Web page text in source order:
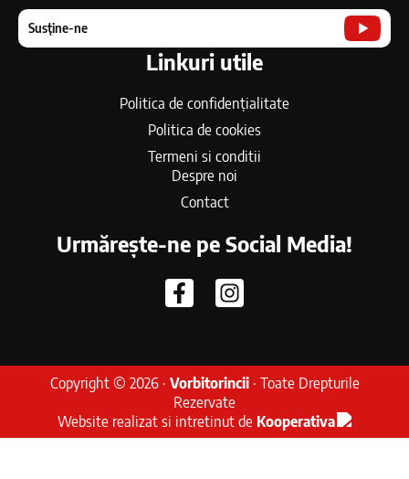
Susține-ne
Linkuri utile
Politica de confidențialitate
Politica de cookies
Termeni si conditii
Despre noi
Contact
Urmărește-ne pe Social Media!
Copyright © 2026 · Vorbitorincii· Toate Drepturile
Rezervate
Website realizat si intretinut de Kooperativa